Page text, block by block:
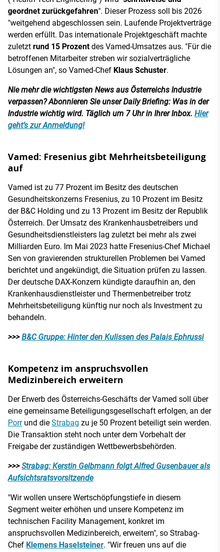
geordnet zurückgefahren". Dieser Prozess soll bis 2026
"weitgehend abgeschlossen sein. Laufende Projektverträge
werden erfüllt. Das internationale Projektgeschäft machte
zuletzt rund 15 Prozentdes Vamed-Umsatzes aus. "Für die
betroffenen Mitarbeiter streben wir sozialverträgliche
Lösungen an", so Vamed-Chef Klaus Schuster.
Nie mehr die wichtigsten News aus Österreichs Industrie
verpassen? Abonnieren Sie unser Daily Briefing: Was in der
Industrie wichtig wird. Täglich um 7 Uhr in Ihrer Inbox. Hier
geht’s zur Anmeldung!
Vamed: Fresenius gibt Mehrheitsbeteiligung
auf
Vamed ist zu 77 Prozent im Besitz des deutschen
Gesundheitskonzerns Fresenius, zu 10 Prozent im Besitz
der B&C Holding und zu 13 Prozent im Besitz der Republik
Österreich. Der Umsatz des Krankenhausbetreibers und
Gesundheitsdienstleisters lag zuletzt bei mehr als zwei
Milliarden Euro. Im Mai 2023 hatte Fresenius-Chef Michael
Sen von gravierenden strukturellen Problemen bei Vamed
berichtet und angekündigt, die Situation prüfen zu lassen.
Der deutsche DAX-Konzern kündigte daraufhin an, den
Krankenhausdienstleister und Thermenbetreiber trotz
Mehrheitsbeteiligung künftig nur noch als Investment zu
behandeln.
>>>B&C Gruppe: Hinter den Kulissen des Palais Ephrussi
Kompetenz im anspruchsvollen
Medizinbereich erweitern
Der Erwerb des Österreichs-Geschäfts der Vamed soll über
eine gemeinsame Beteiligungsgesellschaft erfolgen, an der
Porrund die Strabag zu je 50 Prozent beteiligt sein werden.
Die Transaktion steht noch unter dem Vorbehalt der
Freigabe der zuständigen Wettbewerbsbehörden.
>>>Strabag: Kerstin Gelbmann folgt Alfred Gusenbauer als
Aufsichtsratsvorsitzende
"Wir wollen unsere Wertschöpfungstiefe in diesem
Segment weiter erhöhen und unsere Kompetenz im
technischen Facility Management, konkret im
anspruchsvollen Medizinbereich, erweitern", so Strabag-
Chef Klemens Haselsteiner. "Wir freuen uns auf die